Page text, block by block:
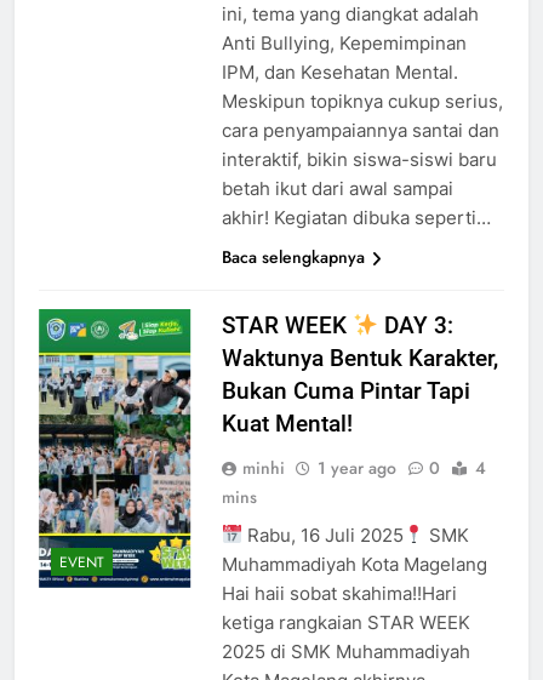
ini, tema yang diangkat adalah
Anti Bullying, Kepemimpinan
IPM, dan Kesehatan Mental.
Meskipun topiknya cukup serius,
cara penyampaiannya santai dan
interaktif, bikin siswa-siswi baru
betah ikut dari awal sampai
akhir! Kegiatan dibuka seperti…
Baca selengkapnya
EVENT
STAR WEEK
DAY 3:
Waktunya Bentuk Karakter,
Bukan Cuma Pintar Tapi
Kuat Mental!
minhi 1 year ago 0
4
mins
Rabu, 16 Juli 2025
SMK
Muhammadiyah Kota Magelang
Hai haii sobat skahima!!Hari
ketiga rangkaian STAR WEEK
2025 di SMK Muhammadiyah